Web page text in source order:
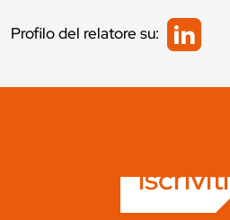
Profilo del relatore su:
iscriviti